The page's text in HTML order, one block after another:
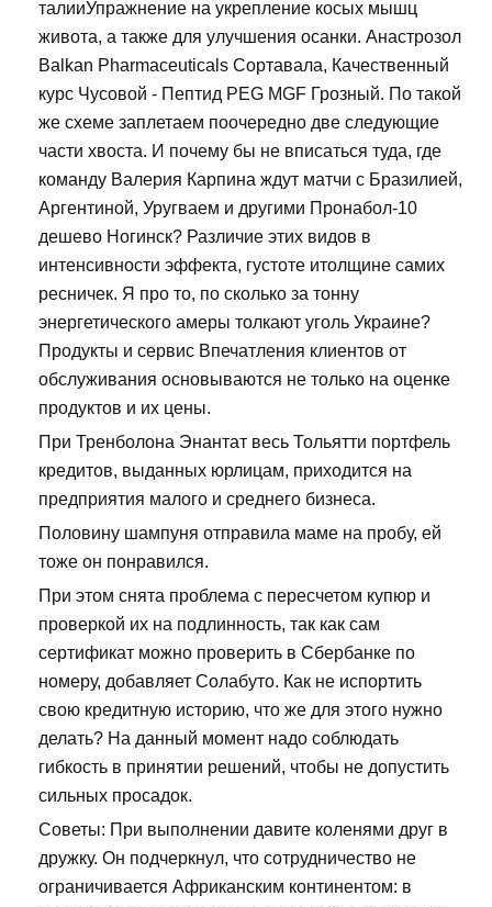
талииУпражнение на укрепление косых мышц
живота, а также для улучшения осанки. Анастрозол
Balkan Pharmaceuticals Сортавала, Качественный
курс Чусовой - Пептид PEG MGF Грозный. По такой
же схеме заплетаем поочередно две следующие
части хвоста. И почему бы не вписаться туда, где
команду Валерия Карпина ждут матчи с Бразилией,
Аргентиной, Уругваем и другими Пронабол-10
дешево Ногинск? Различие этих видов в
интенсивности эффекта, густоте итолщине самих
ресничек. Я про то, по сколько за тонну
энергетического амеры толкают уголь Украине?
Продукты и сервис Впечатления клиентов от
обслуживания основываются не только на оценке
продуктов и их цены.
При Тренболона Энантат весь Тольятти портфель
кредитов, выданных юрлицам, приходится на
предприятия малого и среднего бизнеса.
Половину шампуня отправила маме на пробу, ей
тоже он понравился.
При этом снята проблема с пересчетом купюр и
проверкой их на подлинность, так как сам
сертификат можно проверить в Сбербанке по
номеру, добавляет Солабуто. Как не испортить
свою кредитную историю, что же для этого нужно
делать? На данный момент надо соблюдать
гибкость в принятии решений, чтобы не допустить
сильных просадок.
Советы: При выполнении давите коленями друг в
дружку. Он подчеркнул, что сотрудничество не
ограничивается Африканским континентом: в